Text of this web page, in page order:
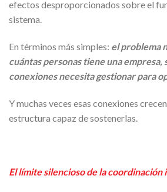
efectos desproporcionados sobre el
sistema.
En términos más simples: el problema
cuántas personas tiene una empresa,
conexiones necesita gestionar para
Y muchas veces esas conexiones
estructura capaz de sostenerlas.
El límite silencioso de la coordinación